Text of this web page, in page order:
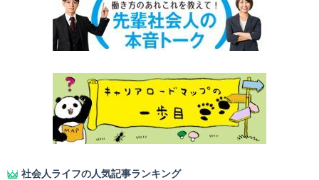
社会人ライフの人気記事ランキング